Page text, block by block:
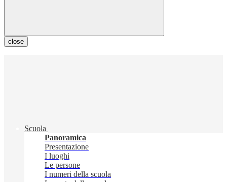
close
Scuola
Panoramica
Presentazione
I luoghi
Le persone
I numeri della scuola